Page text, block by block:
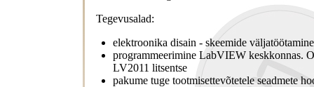
Tegevusalad:
elektroonika disain - skeemide
programmeerimine LabVIEW keskkonnas.
LV2011 litsentse
pakume tuge tootmisettevõtetele seadmete